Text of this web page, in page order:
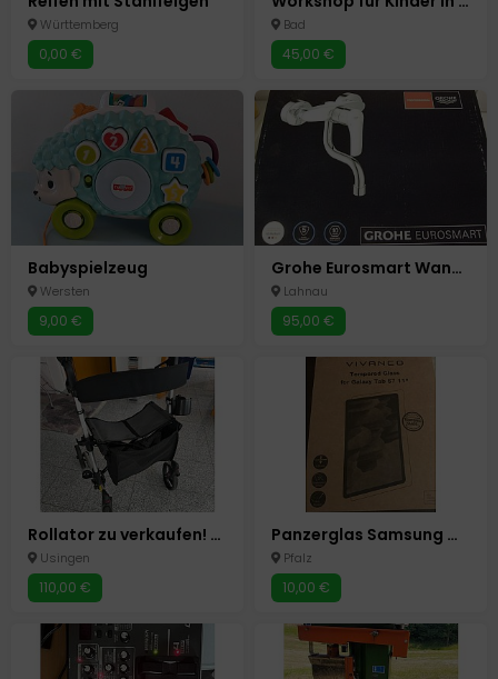
Württemberg
0,00 €
Bad
45,00 €
Babyspielzeug
Wersten
9,00 €
Grohe Eurosmart Wandbatterie NEU
Lahnau
95,00 €
Rollator zu verkaufen! sehr guter Zustand, kaum benutzt
Usingen
110,00 €
Panzerglas Samsung Galaxy Tab S7
Pfalz
10,00 €